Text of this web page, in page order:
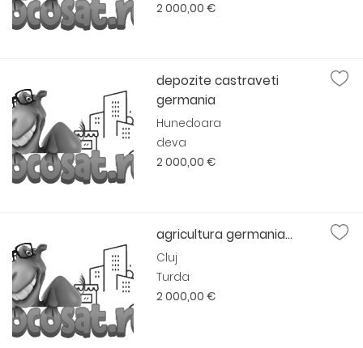
2 000,00 €
depozite castraveti
germania
Hunedoara
deva
2 000,00 €
agricultura germania...
Cluj
Turda
2 000,00 €